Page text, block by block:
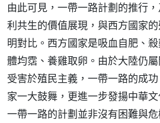
由此可見，一帶一路計劃的推行
利共生的價值展現，與西方國家
明對比。西方國家是吸血自肥、
體均霑、養雞取卵。由於大陸仍
受害於殖民主義，一帶一路的成
家一大鼓舞，更進一步發揚中華文
一帶一路的計劃並非沒有困難與